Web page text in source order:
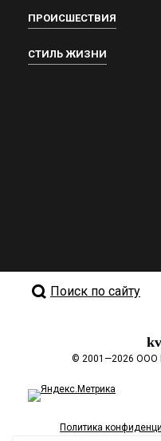
ПРОИСШЕСТВИЯ
СТИЛЬ ЖИЗНИ
Поиск по сайту
kv
© 2001—2026 ООО
Политика